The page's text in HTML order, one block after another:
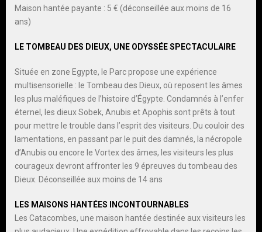
Maison hantée payante : 5 € (déconseillée aux moins de 16
ans)
LE TOMBEAU DES DIEUX, UNE ODYSSÉE SPECTACULAIRE
Située en zone Egypte, le Parc propose une expérience
multisensorielle : le Tombeau des Dieux, où reposent les âmes
les plus maléfiques de l’histoire d’Égypte. Condamnés à l’enfer
éternel, les dieux Sobek, Anubis et Apophis sont prêts à tout
pour mettre le trouble dans l’esprit des visiteurs. Du couloir des
lamentations, en passant par le puit des damnés, la nécropole
d’Anubis ou encore le Vortex des âmes, les visiteurs les plus
courageux devront affronter les 9 épreuves du tombeau des
Dieux. Déconseillée aux moins de 14 ans
LES MAISONS HANTÉES INCONTOURNABLES
Les Catacombes, une maison hantée destinée aux visiteurs les